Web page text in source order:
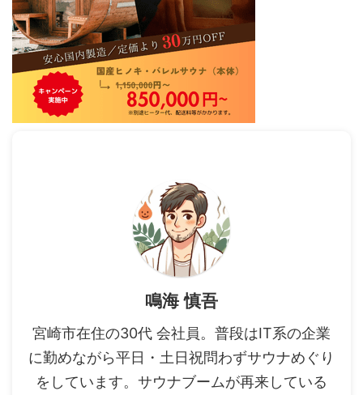
鳴海 慎吾
宮崎市在住の30代 会社員。普段はIT系の企業
に勤めながら平日・土日祝問わずサウナめぐり
をしています。サウナブームが再来している